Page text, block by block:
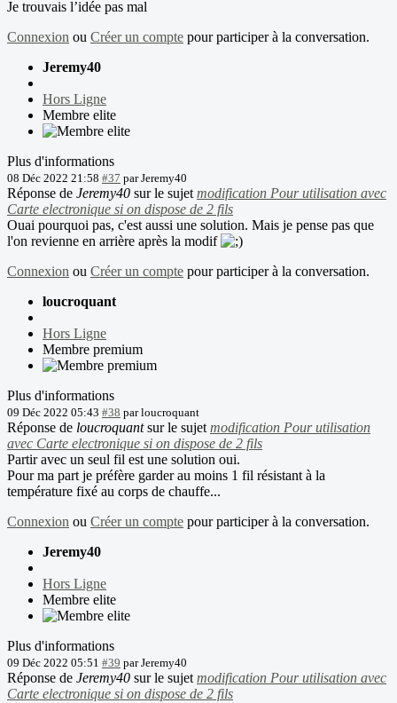
Je trouvais l’idée pas mal
Connexion ou Créer un compte pour participer à la conversation.
Jeremy40
Hors Ligne
Membre elite
Plus d'informations
08 Déc 2022 21:58 #37 parJeremy40
Réponse de Jeremy40 sur le sujet modification Pour utilisation avec
Carte electronique si on dispose de 2 fils
Ouai pourquoi pas, c'est aussi une solution. Mais je pense pas que
l'on revienne en arrière après la modif
Connexion ou Créer un compte pour participer à la conversation.
loucroquant
Hors Ligne
Membre premium
Plus d'informations
09 Déc 2022 05:43 #38 parloucroquant
Réponse de loucroquantsur le sujet modification Pour utilisation
avec Carte electronique si on dispose de 2 fils
Partir avec un seul fil est une solution oui.
Pour ma part je préfère garder au moins 1 fil résistant à la
température fixé au corps de chauffe...
Connexion ou Créer un compte pour participer à la conversation.
Jeremy40
Hors Ligne
Membre elite
Plus d'informations
09 Déc 2022 05:51 #39 parJeremy40
Réponse de Jeremy40 sur le sujet modification Pour utilisation avec
Carte electronique si on dispose de 2 fils